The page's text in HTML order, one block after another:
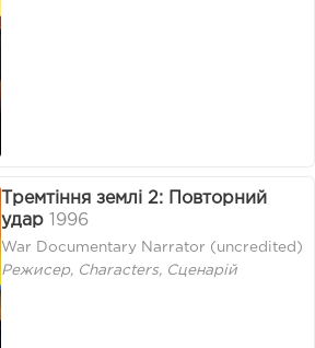
Тремтіння землі 2: Повторний
удар
1996
War Documentary Narrator (uncredited)
Режисер, Characters, Сценарій